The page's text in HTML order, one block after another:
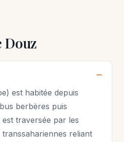
Douz
est habitée depuis
berbères puis
traversée par les
reliant